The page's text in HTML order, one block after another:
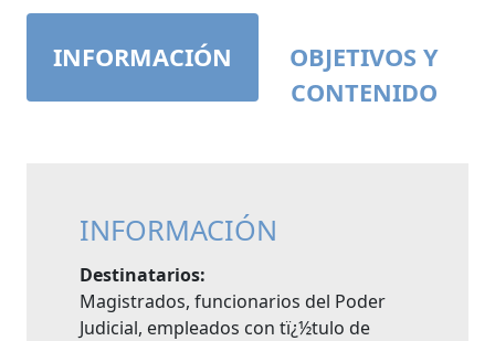
INFORMACIÓN
OBJETIVOS Y
CONTENIDO
INFORMACIÓN
Destinatarios:
Magistrados, funcionarios del Poder
Judicial, empleados con tï¿½tulo de